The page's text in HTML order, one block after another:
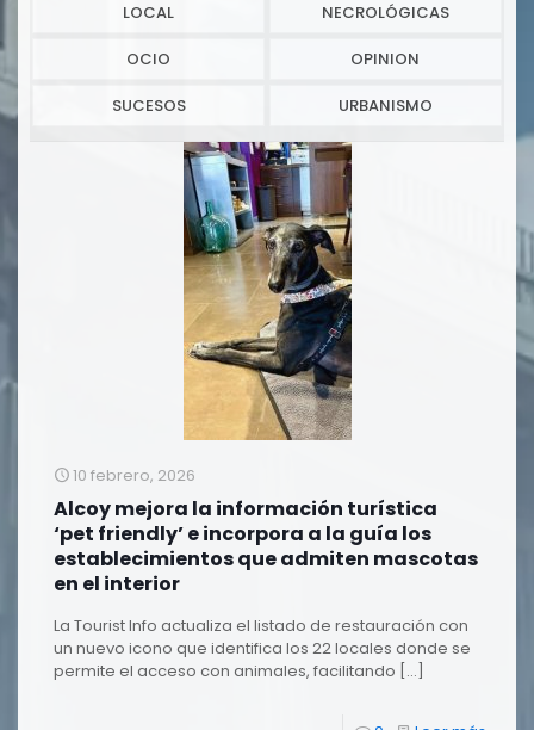
LOCAL NECROLÓGICAS
OCIO OPINION
SUCESOS URBANISMO
10 febrero, 2026
Alcoy mejora la información turística
‘pet friendly’ e incorpora a la guía los
establecimientos que admiten mascotas
en el interior
La Tourist Info actualiza el listado de restauración con
un nuevo icono que identifica los 22 locales donde se
permite el acceso con animales, facilitando […]